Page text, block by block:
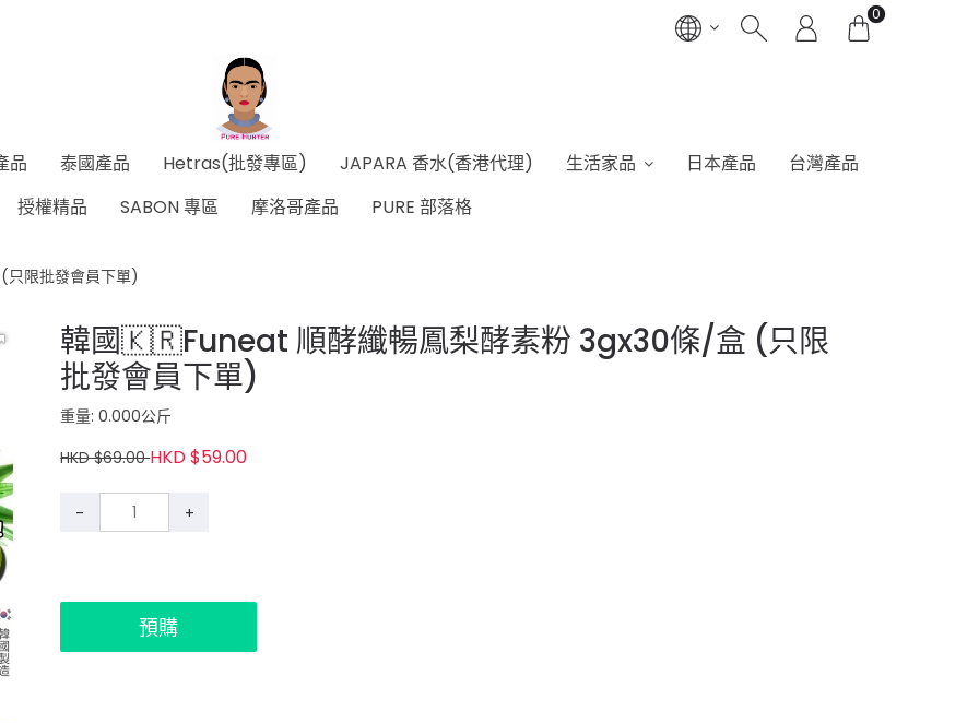
0
品 泰國產品 Hetras(批發專區) JAPARA 香水(香港代理) 生活家品 日本產品
台灣產品
授權精品
SABON 專區 摩洛哥產品 PURE 部落格
限批發會員下單)
韓國🇰🇷Funeat 順酵纖暢鳳梨酵素粉 3gx30條/盒 (只限
批發會員下單)
重量: 0.000公斤
HKD $69.00HKD $59.00
- +
預購